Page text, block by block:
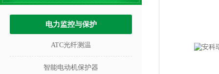
电力监控与保护
ATC光纤测温
智能电动机保护器